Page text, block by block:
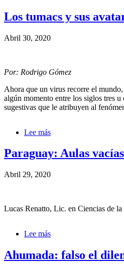
próximo
28
años
el
“Poema
Llanero”
y
la
Blanca”
Vía
Los tumacs y sus
Abril 30, 2020
Por: Rodrigo Gómez
Ahora que un virus recorre el
algún momento entre los siglos tres
sugestivas que le atribuyen al
Lee más
tumacs
y
Paraguay: Aulas
Abril 29, 2020
Lucas Renatto, Lic. en Ciencias de
Lee más
Aulas
vacías
Ahumada: falso el